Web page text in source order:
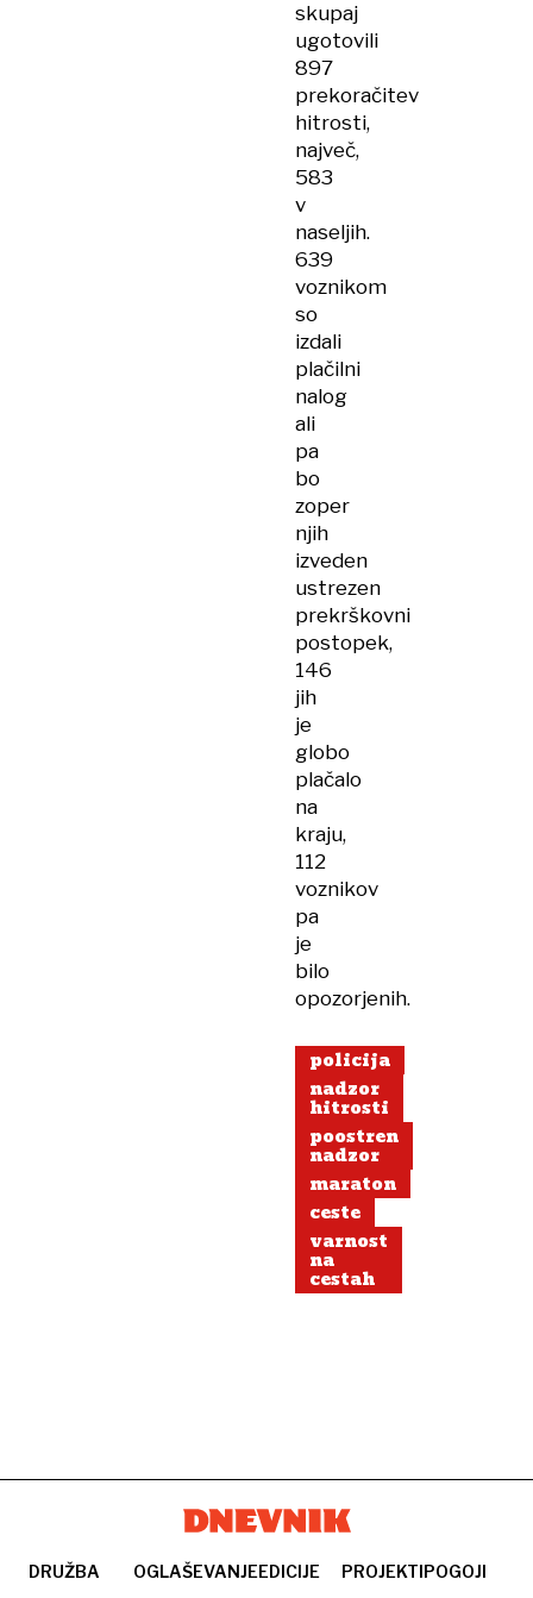
skupaj
ugotovili
897
prekoračitev
hitrosti,
največ,
583
v
naseljih.
639
voznikom
so
izdali
plačilni
nalog
ali
pa
bo
zoper
njih
izveden
ustrezen
prekrškovni
postopek,
146
jih
je
globo
plačalo
na
kraju,
112
voznikov
pa
je
bilo
opozorjenih.
policija
nadzor
hitrosti
poostren
nadzor
maraton
ceste
varnost
na
cestah
DRUŽBA
OGLAŠEVANJEEDICIJE
PROJEKTIPOGOJI